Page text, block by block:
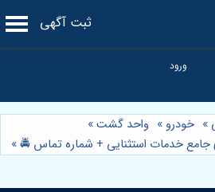
ثبت آگهی
» خودرو » واحد گشت»
جامع خدمات استثنایی + شماره تماس 🚔»